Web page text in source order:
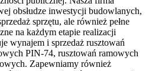
obsłudze inwestycji budowlanych,
sprzętu, ale również pełne
na każdym etapie realizacji
wynajem i sprzedaż rusztowań
PIN-74, rusztowań ramowych
Zapewniamy również